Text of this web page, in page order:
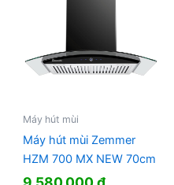
Máy hút mùi
Máy hút mùi Zemmer
HZM 700 MX NEW 70cm